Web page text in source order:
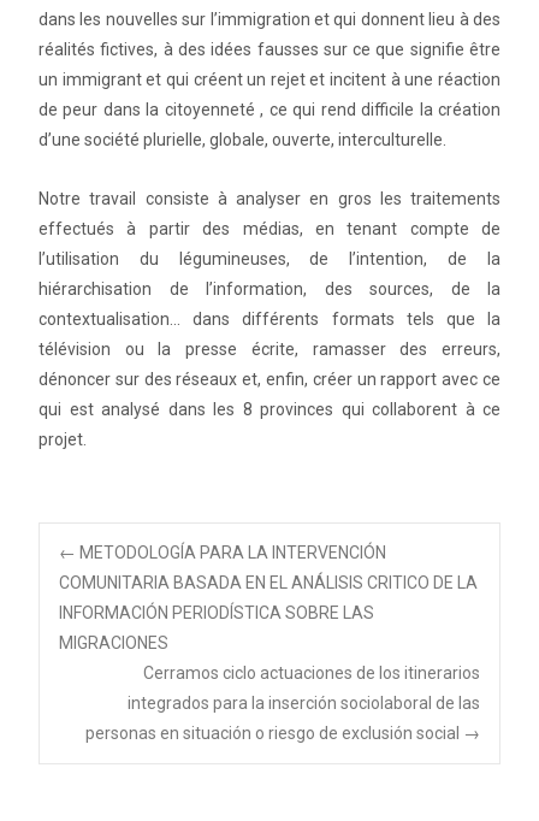
dans les nouvelles sur l’immigration et qui donnent lieu à des
réalités fictives, à des idées fausses sur ce que signifie être
un immigrant et qui créent un rejet et incitent à une réaction
de peur dans la citoyenneté , ce qui rend difficile la création
d’une société plurielle, globale, ouverte, interculturelle.
Notre travail consiste à analyser en gros les traitements
effectués à partir des médias, en tenant compte de
l’utilisation du légumineuses, de l’intention, de la
hiérarchisation de l’information, des sources, de la
contextualisation... dans différents formats tels que la
télévision ou la presse écrite, ramasser des erreurs,
dénoncer sur des réseaux et, enfin, créer un rapport avec ce
qui est analysé dans les 8 provinces qui collaborent à ce
projet.
Navegación de
entradas
← METODOLOGÍA PARA LA INTERVENCIÓN
COMUNITARIA BASADA EN EL ANÁLISIS CRITICO DE LA
INFORMACIÓN PERIODÍSTICA SOBRE LAS
MIGRACIONES
Cerramos ciclo actuaciones de los itinerarios
integrados para la inserción sociolaboral de las
personas en situación o riesgo de exclusión social →